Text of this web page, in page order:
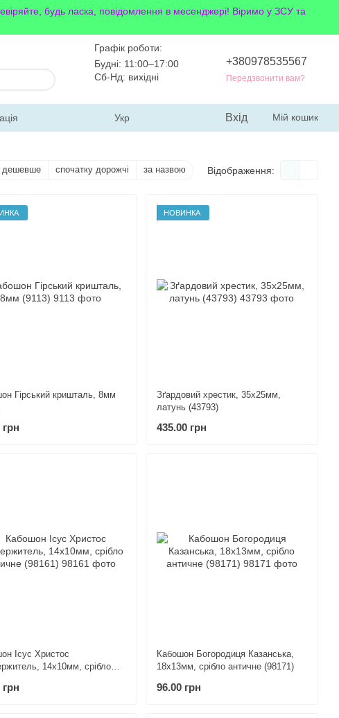
будь ласка, повідомлення в месенджері! Віримо у ЗСУ та
Графік роботи:
Будні: 11:00–17:00
Сб-Нд: вихідні
+380978535567
Передзвонити вам?
Укр Вхід Мій кошик
дешевше спочатку дорожчі за назвою Відображення:
Гірський кришталь, 8мм
грн
НОВИНКА
Зґардовий хрестик, 35х25мм,
латунь (43793)
435.00 грн
Ісус Христос
14х10мм, срібло
грн
Кабошон Богородиця Казанська,
18х13мм, срібло античне (98171)
96.00 грн